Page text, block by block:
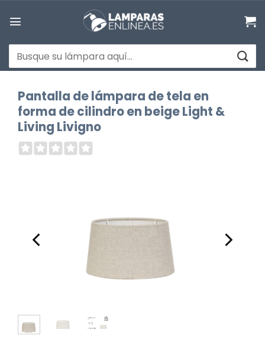
Buscar
por:
Pantalla de lámpara de tela en
forma de cilindro en beige Light &
Living Livigno